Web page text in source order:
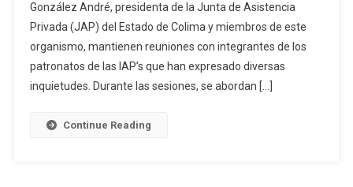
González André, presidenta de la Junta de Asistencia
Privada (JAP) del Estado de Colima y miembros de este
organismo, mantienen reuniones con integrantes de los
patronatos de las IAP’s que han expresado diversas
inquietudes. Durante las sesiones, se abordan […]
Continue Reading